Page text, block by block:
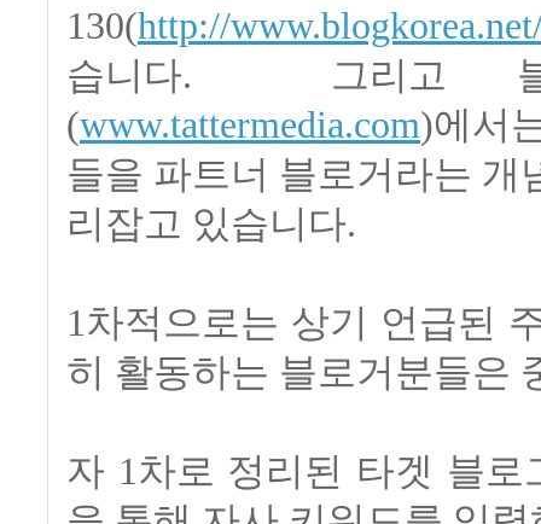
130(http://
습니다. 그리고 블
(www.tattermedia.com)에서
들을 파트너 블로거라는 개
리잡고 있습니다.
1차적으로는 상기 언급된
히 활동하는 블로거분들은
자 1차로 정리된 타겟 블